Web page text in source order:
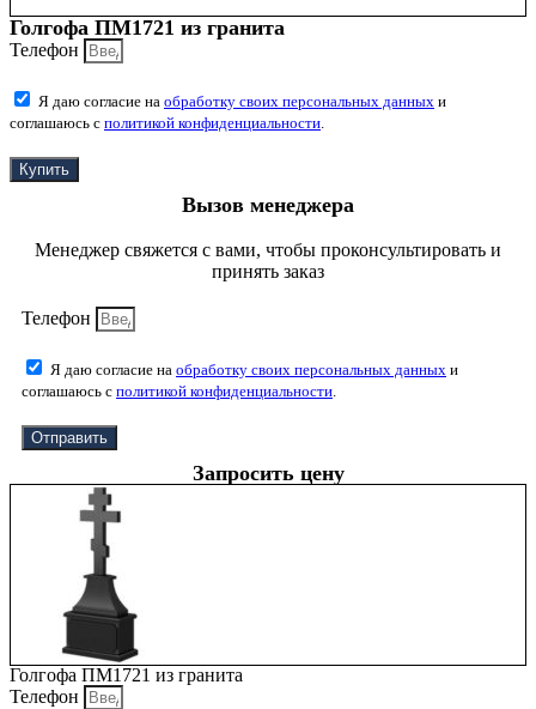
Голгофа ПМ1721 из гранита
Телефон
Я даю согласие на обработку своих персональных данных и
соглашаюсь с политикой конфиденциальности
Купить
Вызов менеджера
Менеджер свяжется с вами, чтобы проконсультировать и
принять заказ
Телефон
Я даю согласие на обработку своих персональных данных и
соглашаюсь с политикой конфиденциальности
Отправить
Запросить цену
Голгофа ПМ1721 из гранита
Телефон